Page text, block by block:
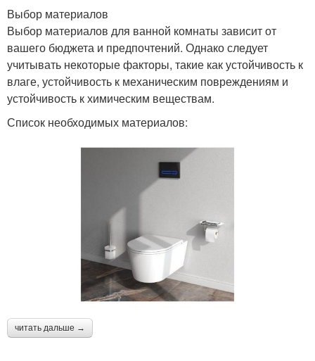
Выбор материалов
Выбор материалов для ванной комнаты зависит от
вашего бюджета и предпочтений. Однако следует
учитывать некоторые факторы, такие как устойчивость к
влаге, устойчивость к механическим повреждениям и
устойчивость к химическим веществам.
Список необходимых материалов:
читать дальше →